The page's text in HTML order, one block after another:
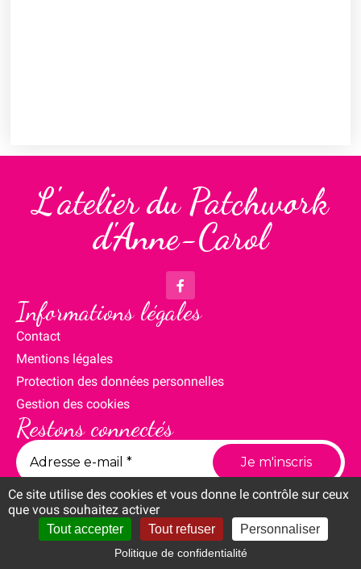
L'atelier du Patchwork
d'Anne-Carol
Informations légales
Contact
Mentions légales
Protection des données personnelles
Gestion des cookies
Restons connectés
Ce site utilise des cookies et vous donne le contrôle sur ceux
que vous souhaitez activer
Tout accepter Tout refuser Personnaliser
Politique de confidentialité